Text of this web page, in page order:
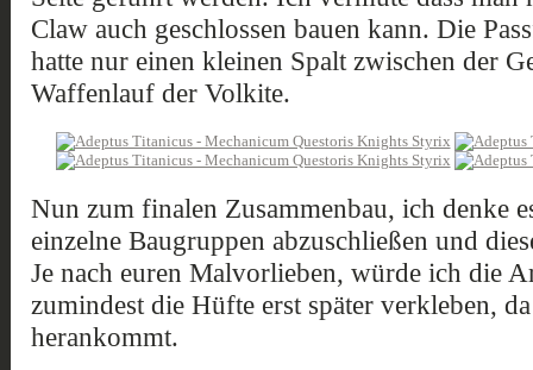
Claw auch geschlossen bauen kann. Die
hatte nur einen kleinen Spalt zwischen der
Waffenlauf der Volkite.
Nun zum finalen Zusammenbau, ich denke
einzelne Baugruppen abzuschließen und
Je nach euren Malvorlieben, würde ich die
zumindest die Hüfte erst später verkleben,
herankommt.